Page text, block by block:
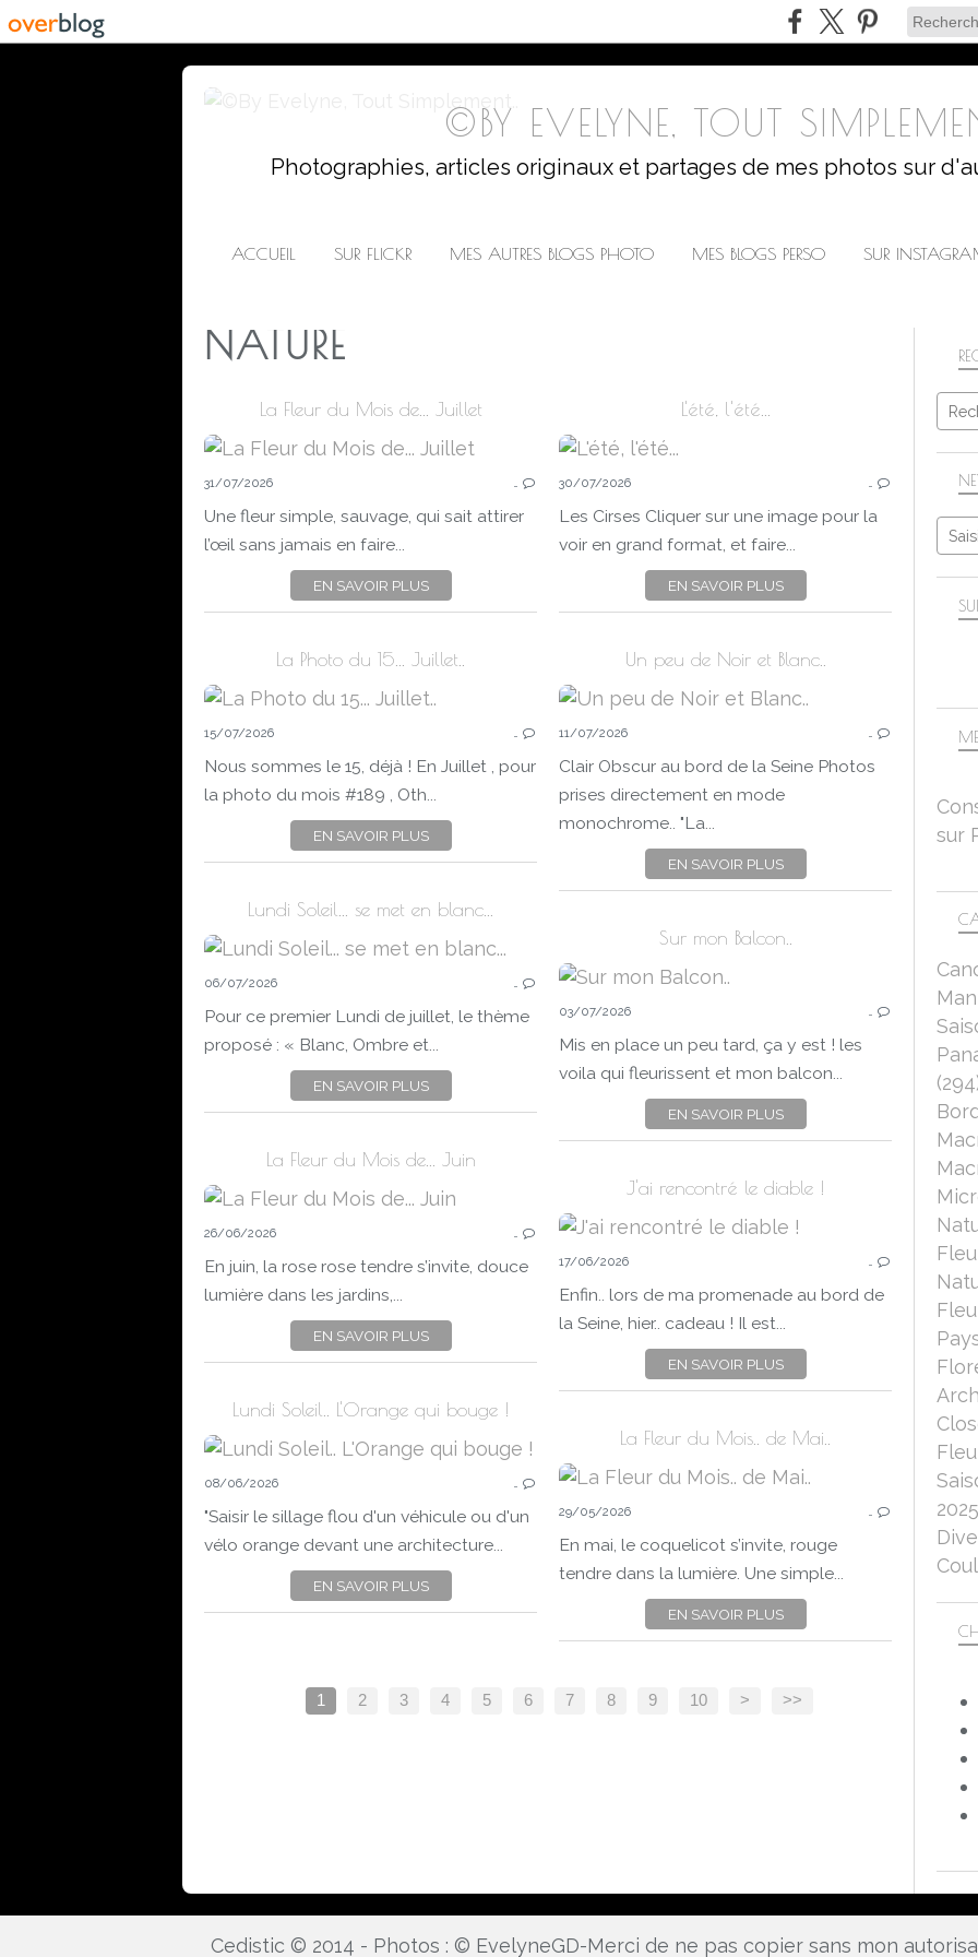
©BY EVELYNE, TOUT
Photographies, articles originaux et partages de mes photos sur
ACCUEIL SUR FLICKR MES AUTRES BLOGS PHOTO MES BLOGS PERSO SUR
NATURE
La Fleur du Mois de... Juillet
2026
NATURE
BORDS DE SEINE
31/07/2026 …
Une fleur simple, sauvage, qui sait attirer
l’œil sans jamais en faire...
EN SAVOIR PLUS
L'été, l'été...
30/07/2026 …
Les Cirses Cliquer sur une image pour la
voir en grand format, et faire...
EN SAVOIR PLUS
La Photo du 15... Juillet..
LA PHOTO DU MOIS
JUILLET
CHEZ BLOGOSTH-OTH67
NATURE
15/07/2026 …
Nous sommes le 15, déjà ! En Juillet , pour
la photo du mois #189 , Oth...
EN SAVOIR PLUS
Un peu de Noir et Blanc..
11/07/2026 …
Clair Obscur au bord de la Seine Photos
prises directement en mode
monochrome.. "La...
EN SAVOIR PLUS
Lundi Soleil... se met en blanc...
COULEURS
BLANC
NATURE
FLEURS
PANASONIC LUMIX DC-FZ 1000 II
06/07/2026 …
Pour ce premier Lundi de juillet, le thème
proposé : « Blanc, Ombre et...
EN SAVOIR PLUS
Sur mon Balcon..
03/07/2026 …
Mis en place un peu tard, ça y est ! les
voila qui fleurissent et mon balcon...
EN SAVOIR PLUS
La Fleur du Mois de... Juin
LA FLEUR DU MOIS
JUIN
NATURE
PANASONIC LUMIX DC-FZ 1000 II
26/06/2026 …
En juin, la rose rose tendre s’invite, douce
lumière dans les jardins,...
EN SAVOIR PLUS
J'ai rencontré le diable !
17/06/2026 …
Enfin.. lors de ma promenade au bord de
la Seine, hier.. cadeau ! Il est...
EN SAVOIR PLUS
Lundi Soleil.. L'Orange qui bouge !
2026
JUIN
ORANGE
NATURE
08/06/2026 …
"Saisir le sillage flou d'un véhicule ou d'un
vélo orange devant une architecture...
EN SAVOIR PLUS
La Fleur du Mois.. de Mai..
29/05/2026 …
En mai, le coquelicot s’invite, rouge
tendre dans la lumière. Une simple...
EN SAVOIR PLUS
1 2 3 4 5 6 7 8 9 10 20
30
40
> >>
2025
sur
Cedistic © 2014 - Photos : © EvelyneGD-Merci de ne pas copier sans mon